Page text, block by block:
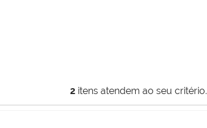
2itens atendem ao seu critério.